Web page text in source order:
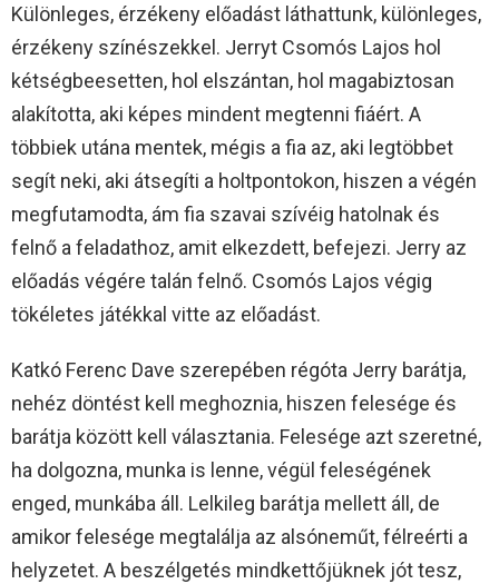
Különleges, érzékeny előadást láthattunk, különleges,
érzékeny színészekkel. Jerryt Csomós Lajos hol
kétségbeesetten, hol elszántan, hol magabiztosan
alakította, aki képes mindent megtenni fiáért. A
többiek utána mentek, mégis a fia az, aki legtöbbet
segít neki, aki átsegíti a holtpontokon, hiszen a végén
megfutamodta, ám fia szavai szívéig hatolnak és
felnő a feladathoz, amit elkezdett, befejezi. Jerry az
előadás végére talán felnő. Csomós Lajos végig
tökéletes játékkal vitte az előadást.
Katkó Ferenc Dave szerepében régóta Jerry barátja,
nehéz döntést kell meghoznia, hiszen felesége és
barátja között kell választania. Felesége azt szeretné,
ha dolgozna, munka is lenne, végül feleségének
enged, munkába áll. Lelkileg barátja mellett áll, de
amikor felesége megtalálja az alsóneműt, félreérti a
helyzetet. A beszélgetés mindkettőjüknek jót tesz,